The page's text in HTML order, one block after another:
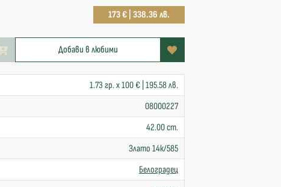
173 € | 338.36 лв.
Добави в любими
1.73 гр. x 100 € | 195.58 лв.
08000227
42.00 cm.
Злато 14к/585
Белоградец